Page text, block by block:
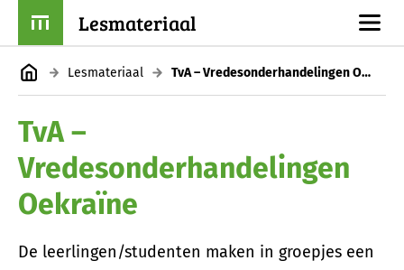
Lesmateriaal
Lesmateriaal TvA – Vredesonderhandelingen Oekraïne
TvA –
Vredesonderhandelingen
Oekraïne
De leerlingen/studenten maken in groepjes een